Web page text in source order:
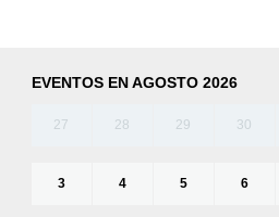
EVENTOS EN AGOSTO 2026
27 28 29 30
3 4 5 6